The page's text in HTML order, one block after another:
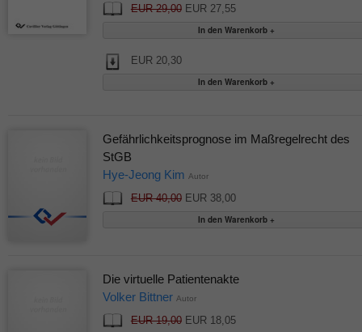
EUR 29,00EUR 27,55
EUR 20,30
Gefährlichkeitsprognose im Maßregelrecht des
StGB
Hye-Jeong Kim Autor
EUR 40,00EUR 38,00
Die virtuelle Patientenakte
Volker Bittner Autor
EUR 19,00EUR 18,05